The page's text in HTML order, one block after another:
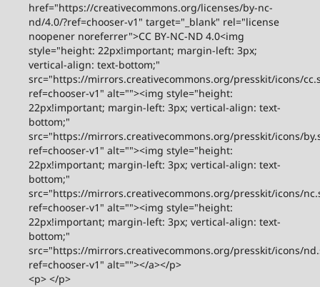
href="https://creativecommons.org/licenses/by-nc-
nd/4.0/?ref=chooser-v1" target="_blank" rel="license
noopener noreferrer">CC BY-NC-ND 4.0<img
style="height: 22px!important; margin-left: 3px;
vertical-align: text-bottom;"
src="https://mirrors.creativecommons.org/presskit/icons/
ref=chooser-v1" alt=""><img style="height:
22px!important; margin-left: 3px; vertical-align: text-
bottom;"
src="https://mirrors.creativecommons.org/presskit/icons/
ref=chooser-v1" alt=""><img style="height:
22px!important; margin-left: 3px; vertical-align: text-
bottom;"
src="https://mirrors.creativecommons.org/presskit/icons/
ref=chooser-v1" alt=""><img style="height:
22px!important; margin-left: 3px; vertical-align: text-
bottom;"
src="https://mirrors.creativecommons.org/presskit/icons/
ref=chooser-v1" alt=""></a></p>
<p> </p>